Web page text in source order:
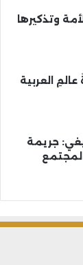
وتذكيرها
عالمِ العربية
جريمة